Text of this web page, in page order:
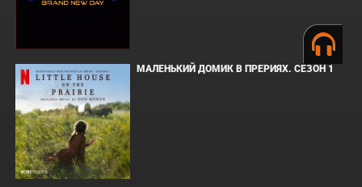
МАЛЕНЬКИЙ ДОМИК В ПРЕРИЯХ. СЕЗОН 1